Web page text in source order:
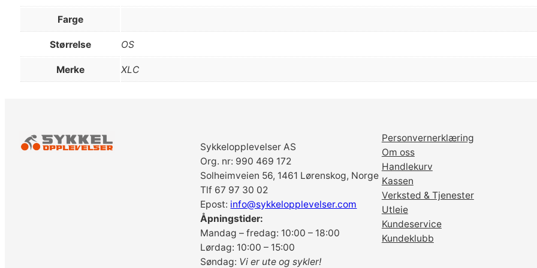
P
O
A
D
E
Farge
Størrelse OS
Merke XLC
Sykkelopplevelser AS
Org. nr: 990 469 172
Solheimveien 56, 1461 Lørenskog, Norge
Tlf 67 97 30 02
Epost: info@sykkelopplevelser.com
Åpningstider:
Mandag – fredag: 10:00 – 18:00
Lørdag: 10:00 – 15:00
Søndag: Vi er ute og sykler!
Personvernerklæring
Om oss
Handlekurv
Kassen
Verksted & Tjenester
Utleie
Kundeservice
Kundeklubb